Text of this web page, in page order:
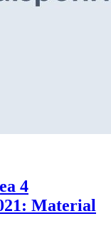
4
Material